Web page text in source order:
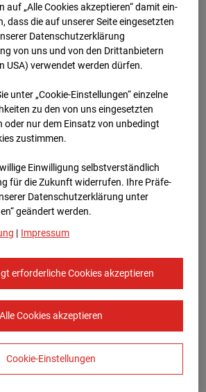
- BV W2
BT 1-3
Zur Übersicht
auf „Alle Cookies akzeptieren“ damit ein­
dass die auf unserer Seite eingesetzten
Datenschutzerklärung
von uns und von den Drittanbietern
USA) verwendet werden dürfen.
unter „Cookie-Einstellungen“ einzelne
zu den von uns eingesetzten
oder nur dem Einsatz von unbedingt
zustimmen.
Einwilligung selbstverständlich
für die Zukunft widerrufen. Ihre Prä­fe­
Datenschutzerklärung unter
geändert werden.
| Impressum
erforderliche Cookies akzeptieren
Alle Cookies akzeptieren
Cookie-Einstellungen